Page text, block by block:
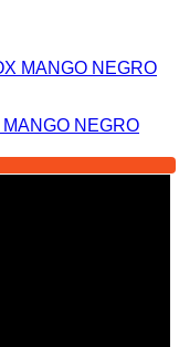
NEGRO